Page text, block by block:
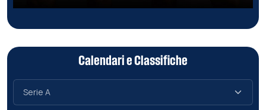
Calendari e Classifiche